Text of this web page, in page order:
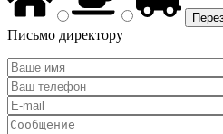
Письмо директору